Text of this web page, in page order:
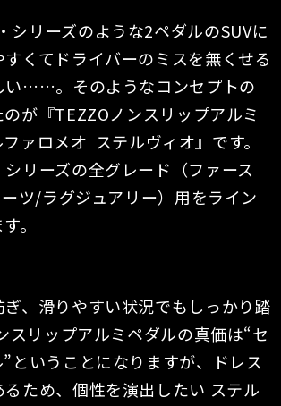
シリーズのような2ペダルのSUVに
くてドライバーのミスを無くせる
い……。そのようなコンセプトの
が『TEZZOノンスリップアルミ
ァロメオ ステルヴィオ』です。
リーズの全グレード（ファース
ツ/ラグジュアリー）用をライン
。
、滑りやすい状況でもしっかり踏
スリップアルミペダルの真価は“セ
ということになりますが、ドレス
ため、個性を演出したい ステル